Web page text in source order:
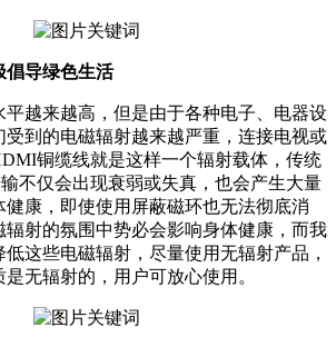
倡导绿色生活
平越来越高，但是由于各种电子、电器设
受到的电磁辐射越来越严重，连接电视或
铜缆线就是这样一个辐射载体，传统
不仅会出现衰弱或失真，也会产生大量
健康，即使使用屏蔽磁环也无法彻底消
辐射的氛围中势必会影响身体健康，而我
这些电磁辐射，尽量使用无辐射产品，
无辐射的，用户可放心使用。